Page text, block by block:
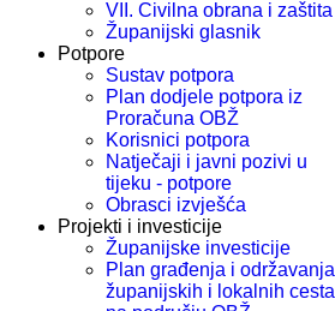
VII. Civilna obrana i zaštita
Županijski glasnik
Potpore
Sustav potpora
Plan dodjele potpora iz
Proračuna OBŽ
Korisnici potpora
Natječaji i javni pozivi u
tijeku - potpore
Obrasci izvješća
Projekti i investicije
Županijske investicije
Plan građenja i održavanja
županijskih i lokalnih cesta